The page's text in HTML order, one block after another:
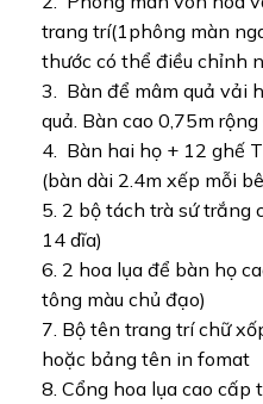
trang trí(1phông màn
thước có thể điều chỉnh
3. Bàn để mâm quả vải
quả. Bàn cao 0,75m
4. Bàn hai họ + 12 ghế
(bàn dài 2.4m xếp mỗi
5. 2 bộ tách trà sứ trắng
14 dĩa)
6. 2 hoa lụa để bàn họ
tông màu chủ đạo)
7. Bộ tên trang trí chữ
hoặc bảng tên in fomat
8. Cổng hoa lụa cao cấp